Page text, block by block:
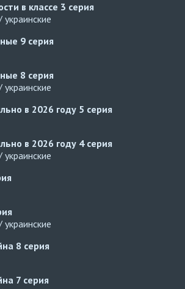
в классе 3 серия
9 серия
8 серия
в 2026 году 5 серия
в 2026 году 4 серия
8 серия
7 серия